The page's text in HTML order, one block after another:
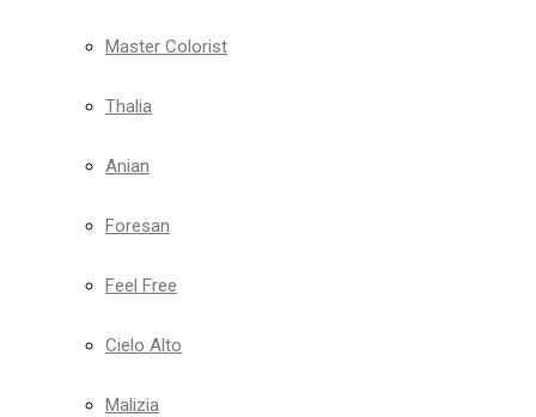
Master Colorist
Thalia
Anian
Foresan
Feel Free
Cielo Alto
Malizia